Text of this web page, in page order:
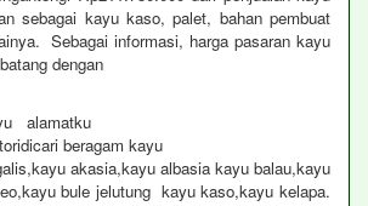
sebagai kayu kaso, palet, bahan pembuat
Sebagai informasi, harga pasaran kayu
dengan
alamatku
beragam kayu
akasia,kayu albasia kayu balau,kayu
bule jelutung kayu kaso,kayu kelapa.